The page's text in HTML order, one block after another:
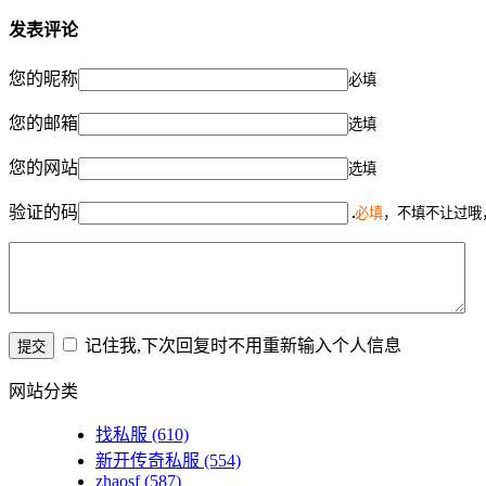
发表评论
您的昵称 必填
您的邮箱 选填
您的网站 选填
验证的码 必填，不填不让过
记住我,下次回复时不用重新输入个人信息
网站分类
找私服 (610)
新开传奇私服 (554)
zhaosf(587)